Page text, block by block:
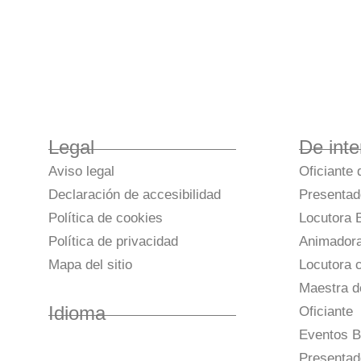
Legal
Aviso legal
Declaración de accesibilidad
Política de cookies
Política de privacidad
Mapa del sitio
Idioma
De
Oficiante
Locutora
Locutora
Maestra
Oficiante
Eventos